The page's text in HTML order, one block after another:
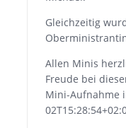
Gleichzeitig
Allen Minis
Freude bei
Mini-Aufnahme